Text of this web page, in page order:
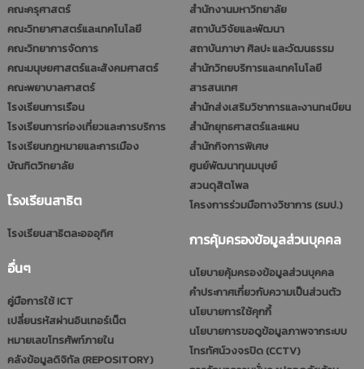
คณะครุศาสตร์
คณะวิทยาศาสตร์และเทคโนโลยี
คณะวิทยาการจัดการ
คณะมนุษยศาสตร์และสังคมศาสตร์
คณะพยาบาลศาสตร์
โรงเรียนการเรือน
โรงเรียนการท่องเที่ยวและการบริการ
โรงเรียนกฎหมายและการเมือง
บัณฑิตวิทยาลัย
โรงเรียนสาธิต
โรงเรียนสาธิตละอออุทิศ
อื่นๆ
คู่มือการใช้ ICT
เปลี่ยนรหัสผ่านอินเทอร์เน็ต
หมายเลขโทรศัพท์ภายใน
คลังข้อมูลดิจิทัล (REPOSITORY)
สำนักงานมหาวิทยาลัย
สถาบันวิจัยและพัฒนา
สถาบันภาษา ศิลปะ และวัฒนธรรม
สำนักวิทยบริการและเทคโนโลยี
สารสนเทศ
สำนักส่งเสริมวิชาการและงานทะเบียน
สำนักยุทธศาสตร์และแผน
สำนักกิจการพิเศษ
ศูนย์พัฒนาทุนมนุษย์
สวนดุสิตโพล
โครงการร่วมมือทางวิชาการ (รมป.)
การคุ้มครองข้อมูลส่วนบุคคล
นโยบายคุ้มครองข้อมูลส่วนบุคคล
คำประกาศเกี่ยวกับความเป็นส่วนตัว
นโยบายการใช้คุกกี้
นโยบายการขอดูข้อมูลภาพจากระบบ
โทรทัศน์วงจรปิด (CCTV)